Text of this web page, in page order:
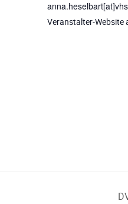
Veranstalter-Website